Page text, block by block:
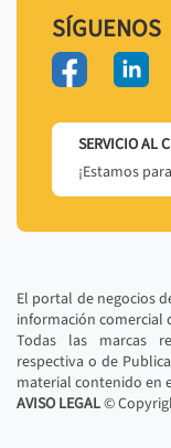
SÍGUENOS
SERVICIO AL
¡Estamos
El portal de negocios
información comercial
Todas las marcas
respectiva o de
material contenido en
AVISO LEGAL©